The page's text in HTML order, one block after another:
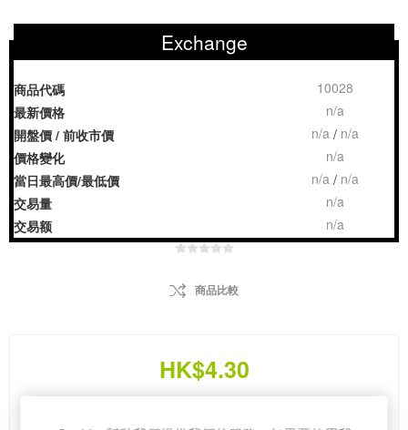
Exchange
商品代碼
10028
最新價格
n/a
開盤價 / 前收市價
n/a / n/a
價格變化
n/a
當日最高價/最低價
n/a / n/a
交易量
n/a
交易额
n/a
商品比較
HK$4.30